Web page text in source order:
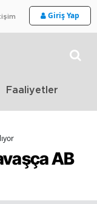
Giriş Yap
Faaliyetler
AB